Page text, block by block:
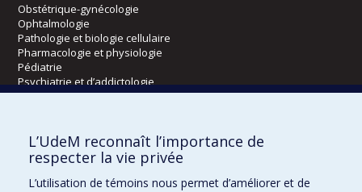
Obstétrique-gynécologie
Ophtalmologie
Pathologie et biologie cellulaire
Pharmacologie et physiologie
Pédiatrie
Psychiatrie et d’addictologie
Radiologie, radio-oncologie et médecine nucléaire
Écoles
Orthophonie et audiologie
L’UdeM reconnaît l’importance de
respecter la vie privée
L’utilisation de témoins nous permet d’améliorer et de